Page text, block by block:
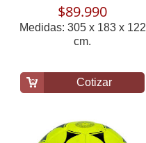
$89.990
Medidas: 305 x 183 x 122
cm.
Cotizar